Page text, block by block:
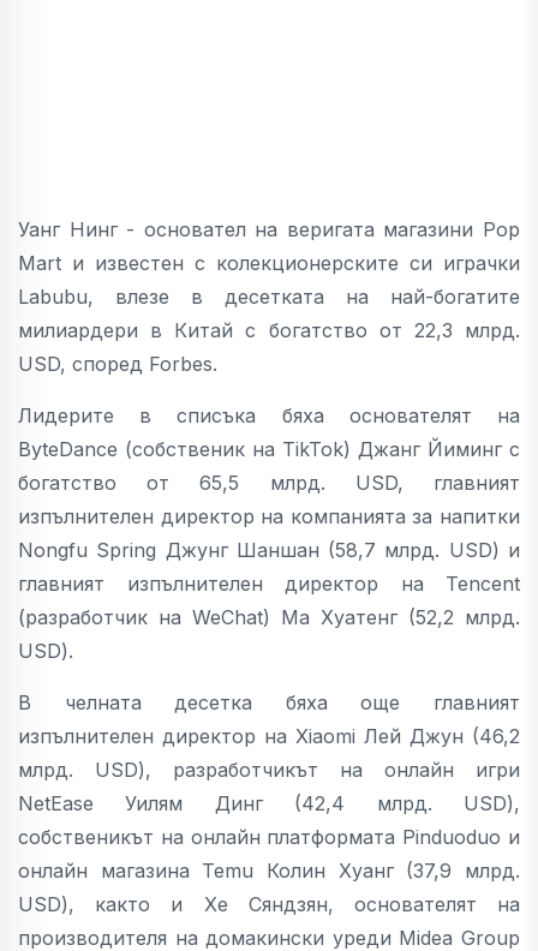
Уанг Нинг - основател на веригата магазини Pop
Mart и известен с колекционерските си играчки
Labubu, влезе в десетката на най-богатите
милиардери в Китай с богатство от 22,3 млрд.
USD, според Forbes.
Лидерите в списъка бяха основателят на
ByteDance (собственик на TikTok) Джанг Йиминг с
богатство от 65,5 млрд. USD, главният
изпълнителен директор на компанията за напитки
Nongfu Spring Джунг Шаншан (58,7 млрд. USD) и
главният изпълнителен директор на Tencent
(разработчик на WeChat) Ма Хуатенг (52,2 млрд.
USD).
В челната десетка бяха още главният
изпълнителен директор на Xiaomi Лей Джун (46,2
млрд. USD), разработчикът на онлайн игри
NetEase Уилям Динг (42,4 млрд. USD),
собственикът на онлайн платформата Pinduoduo и
онлайн магазина Temu Колин Хуанг (37,9 млрд.
USD), както и Хе Сяндзян, основателят на
производителя на домакински уреди Midea Group